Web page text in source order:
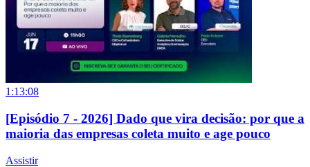
1:13:08
[Episódio 7 - 2026] Dado que vira decisão: por que a
maioria das empresas coleta muito e age pouco
Assistir